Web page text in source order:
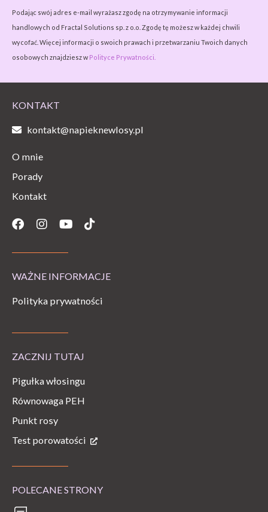
Podając swój adres e-mail wyrażasz zgodę na otrzymywanie informacji
handlowych od Fractal Solutions sp. z o.o. Zgodę tę możesz w każdej chwili
wycofać. Więcej informacji o swoich prawach i przetwarzaniu Twoich danych
osobowych znajdziesz w Polityce Prywatności.
KONTAKT
kontakt@napieknewlosy.pl
O mnie
Porady
Kontakt
Facebook
Instagram
YoutubeTiktok
WAŻNE INFORMACJE
Polityka prywatności
ZACZNIJ TUTAJ
Pigułka włosingu
Równowaga PEH
Punkt rosy
Test porowatości
POLECANE STRONY